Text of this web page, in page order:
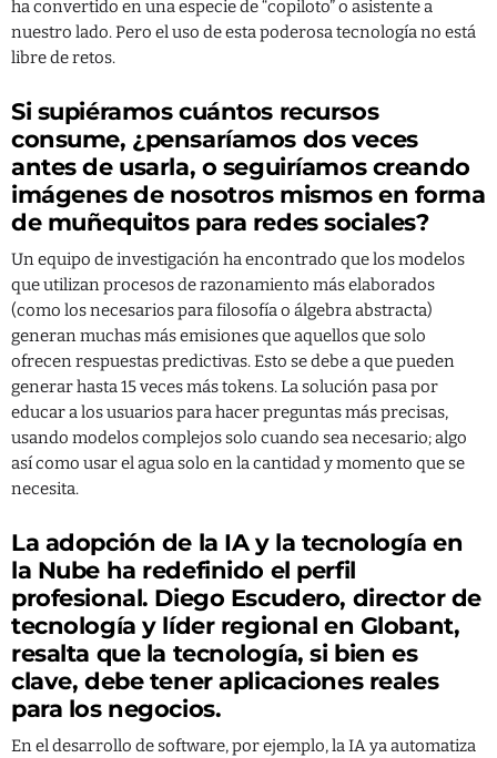
ha convertido en una especie de “copiloto” o asistente a
nuestro lado. Pero el uso de esta poderosa tecnología no está
libre de retos.
Si supiéramos cuántos recursos
consume, ¿pensaríamos dos veces
antes de usarla, o seguiríamos creando
imágenes de nosotros mismos en forma
de muñequitos para redes sociales?
Un equipo de investigación ha encontrado que los modelos
que utilizan procesos de razonamiento más elaborados
(como los necesarios para filosofía o álgebra abstracta)
generan muchas más emisiones que aquellos que solo
ofrecen respuestas predictivas. Esto se debe a que pueden
generar hasta 15 veces más tokens. La solución pasa por
educar a los usuarios para hacer preguntas más precisas,
usando modelos complejos solo cuando sea necesario; algo
así como usar el agua solo en la cantidad y momento que se
necesita.
La adopción de la IA y la tecnología en
la Nube ha redefinido el perfil
profesional. Diego Escudero, director de
tecnología y líder regional en Globant,
resalta que la tecnología, si bien es
clave, debe tener aplicaciones reales
para los negocios.
En el desarrollo de software, por ejemplo, la IA ya automatiza